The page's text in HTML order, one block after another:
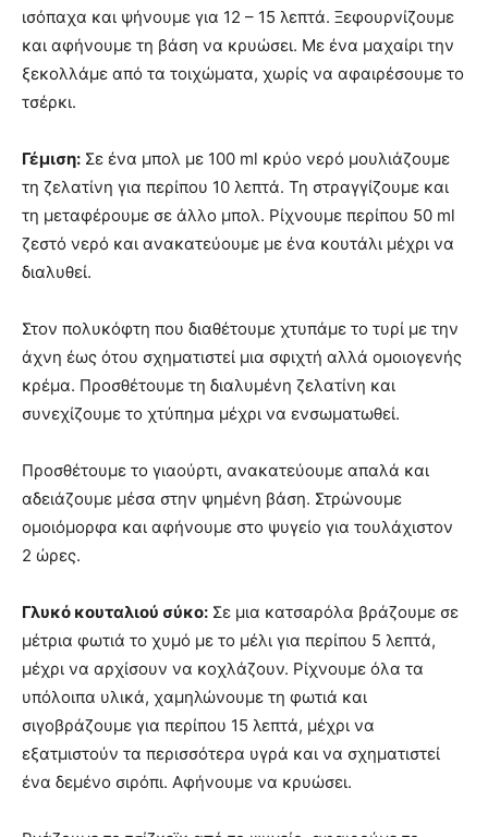
ισόπαχα και ψήνουμε για 12 – 15 λεπτά. Ξεφουρνίζουμε
και αφήνουμε τη βάση να κρυώσει. Με ένα μαχαίρι την
ξεκολλάμε από τα τοιχώματα, χωρίς να αφαιρέσουμε το
τσέρκι.
Γέμιση: Σε ένα μπολ με 100 ml κρύο νερό μουλιάζουμε
τη ζελατίνη για περίπου 10 λεπτά. Τη στραγγίζουμε και
τη μεταφέρουμε σε άλλο μπολ. Ρίχνουμε περίπου 50 ml
ζεστό νερό και ανακατεύουμε με ένα κουτάλι μέχρι να
διαλυθεί.
Στον πολυκόφτη που διαθέτουμε χτυπάμε το τυρί με την
άχνη έως ότου σχηματιστεί μια σφιχτή αλλά ομοιογενής
κρέμα. Προσθέτουμε τη διαλυμένη ζελατίνη και
συνεχίζουμε το χτύπημα μέχρι να ενσωματωθεί.
Προσθέτουμε το γιαούρτι, ανακατεύουμε απαλά και
αδειάζουμε μέσα στην ψημένη βάση. Στρώνουμε
ομοιόμορφα και αφήνουμε στο ψυγείο για τουλάχιστον
2 ώρες.
Γλυκό κουταλιού σύκο: Σε μια κατσαρόλα βράζουμε σε
μέτρια φωτιά το χυμό με το μέλι για περίπου 5 λεπτά,
μέχρι να αρχίσουν να κοχλάζουν. Ρίχνουμε όλα τα
υπόλοιπα υλικά, χαμηλώνουμε τη φωτιά και
σιγοβράζουμε για περίπου 15 λεπτά, μέχρι να
εξατμιστούν τα περισσότερα υγρά και να σχηματιστεί
ένα δεμένο σιρόπι. Αφήνουμε να κρυώσει.